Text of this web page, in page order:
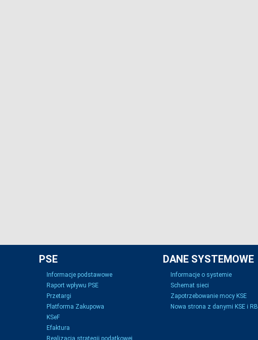
PSE
Informacje podstawowe
Raport wpływu PSE
Przetargi
Platforma Zakupowa
KSeF
Efaktura
Realizacja strategii podatkowej
DANE SYSTEMOWE
Informacje o systemie
Schemat sieci
Zapotrzebowanie mocy KSE
Nowa strona z danymi KSE i RB